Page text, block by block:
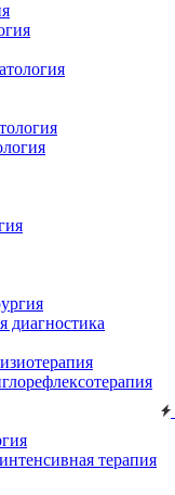
диагностика
терапия